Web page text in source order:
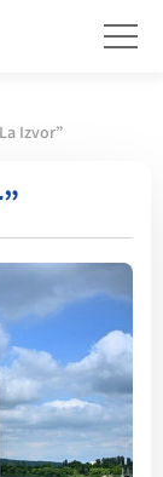
Izvor”